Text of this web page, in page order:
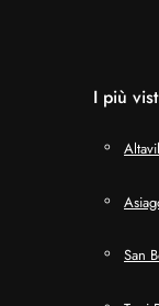
I più
San